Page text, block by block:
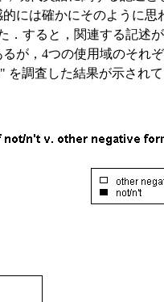
には確かにそのように
．すると，関連する記述
が，4つの使用域のそれ
を調査した結果が示され